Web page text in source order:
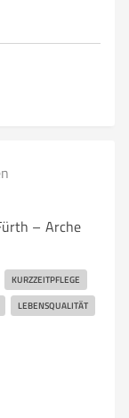
– Arche
KURZZEITPFLEGE
LEBENSQUALITÄT